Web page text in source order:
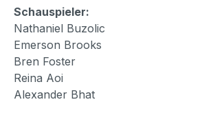
Schauspieler:
Nathaniel Buzolic
Emerson Brooks
Bren Foster
Reina Aoi
Alexander Bhat